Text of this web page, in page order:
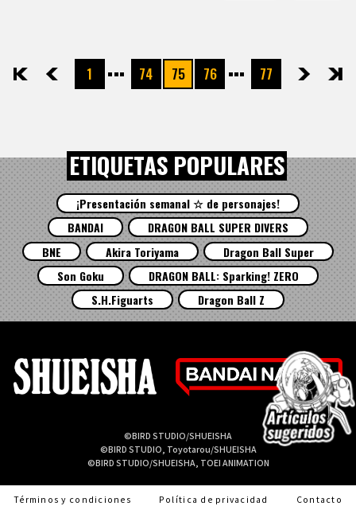
先頭 前へ1 74 75 76 77次へ最後
ETIQUETAS POPULARES
¡Presentación semanal ☆ de personajes!
BANDAI
DRAGON BALL SUPER DIVERS
BNE
Akira Toriyama
Dragon Ball Super
Son Goku
DRAGON BALL: Sparking! ZERO
S.H.Figuarts
Dragon Ball Z
©BIRD STUDIO/SHUEISHA
©BIRD STUDIO, Toyotarou/SHUEISHA
©BIRD STUDIO/SHUEISHA, TOEI ANIMATION
Términos y condiciones Política de privacidad Contacto